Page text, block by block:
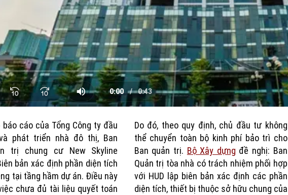
Video
:
Mute
Current
Time
0:00
/
Duration
0:43
báo cáo của Tổng Công ty đầu
phát triển nhà đô thị, Ban
trị chung cư New Skyline
bản xác định phần diện tích
tại tầng hầm dự án. Điều này
chưa đủ tài liệu quyết toán
Do đó, theo quy định, chủ đầu tư không
thể chuyển toàn bộ kinh phí bảo trì cho
Ban quản trị. Bộ Xây dựng đề nghị: Ban
Quản trị tòa nhà có trách nhiệm phối hợp
với HUD lập biên bản xác định các phần
diện tích, thiết bị thuộc sở hữu chung của